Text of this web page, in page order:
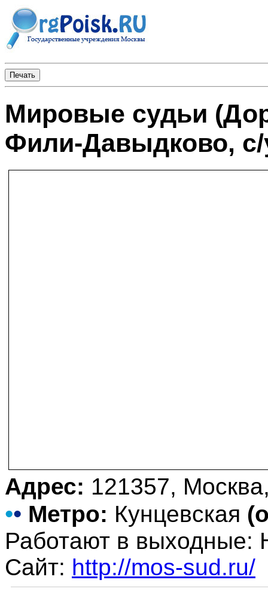
Мировые судьи
Фили-Давыдково, с/
Адрес: 121357,
•• Метро: Кунцевская
Работают в выходные:
Сайт: http://mos-sud.ru/